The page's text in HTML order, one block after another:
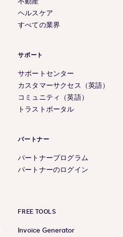
ヘルスケア
すべての業界
サポート
サポートセンター
カスタマーサクセス（英語）
コミュニティ（英語）
トラストポータル
パートナー
パートナープログラム
パートナーのログイン
FREE TOOLS
Invoice Generator